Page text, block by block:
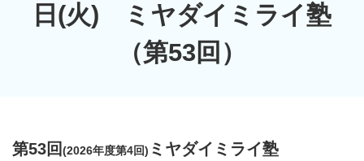
日(火) ミヤダイミライ塾
（第53回）
第53回(2026年度第4回) ミヤダイミライ塾